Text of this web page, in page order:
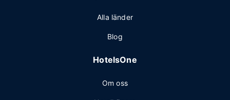
Alla länder
Blog
HotelsOne
Om oss